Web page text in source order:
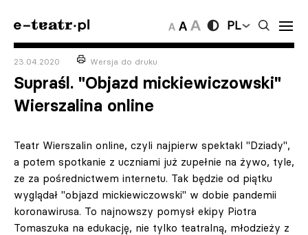
PL
23.04.2020 Wersja do druku
Supraśl. "Objazd mickiewiczowski"
Wierszalina online
Teatr Wierszalin online, czyli najpierw spektakl "Dziady",
a potem spotkanie z uczniami już zupełnie na żywo, tyle,
ze za pośrednictwem internetu. Tak będzie od piątku
wyglądał "objazd mickiewiczowski" w dobie pandemii
koronawirusa. To najnowszy pomysł ekipy Piotra
Tomaszuka na edukację, nie tylko teatralną, młodzieży z